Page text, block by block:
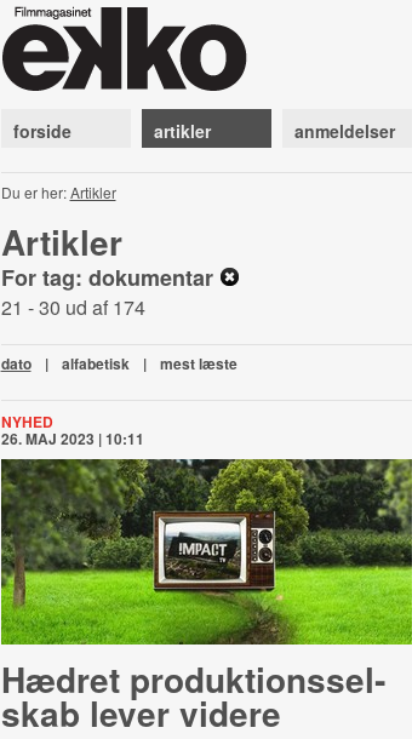
forside artikler anmeldelser
Du er her:Artikler
Artikler
For tag: dokumentar
21 - 30 ud af 174
dato | alfabetisk | mest læste
NYHED
26. MAJ 2023 | 10:11
Hædret pro­duk­tions­sel­
skab lever videre